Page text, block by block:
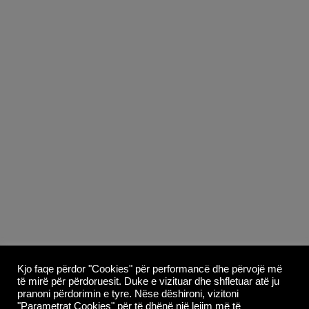
Copyright © 2026Whoop Theme - Powered by
WordPress.
Kjo faqe përdor "Cookies" për performancë dhe përvojë më
të mirë për përdoruesit. Duke e vizituar dhe shfletuar atë ju
pranoni përdorimin e tyre. Nëse dëshironi, vizitoni
"Parametrat Cookies" për të dhënë një lejim më të